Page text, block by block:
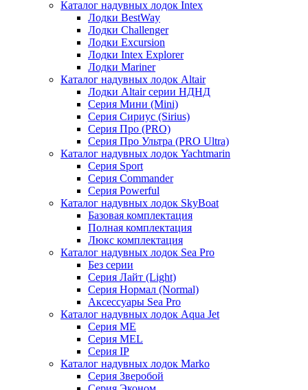
Каталог надувных лодок Intex
Лодки BestWay
Лодки Challenger
Лодки Excursion
Лодки Intex Explorer
Лодки Mariner
Каталог надувных лодок Altair
Лодки Altair серии НДНД
Серия Мини (Mini)
Серия Сириус (Sirius)
Серия Про (PRO)
Серия Про Ультра (PRO Ultra)
Каталог надувных лодок Yachtmarin
Серия Sport
Серия Commander
Серия Powerful
Каталог надувных лодок SkyBoat
Базовая комплектация
Полная комплектация
Люкс комплектация
Каталог надувных лодок Sea Pro
Без серии
Серия Лайт (Light)
Серия Нормал (Normal)
Аксессуары Sea Pro
Каталог надувных лодок Aqua Jet
Серия ME
Серия MEL
Серия IP
Каталог надувных лодок Marko
Серия Зверобой